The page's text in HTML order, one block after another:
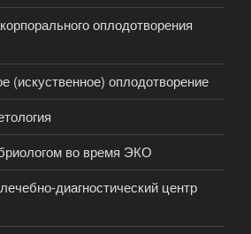
оплодотворения
(искуственное) оплодотворение
во время ЭКО
диагностический центр